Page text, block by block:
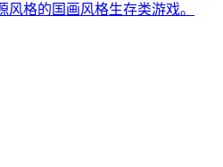
格的国画风格生存类游戏。